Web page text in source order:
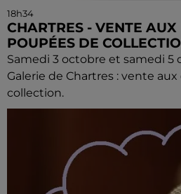
18h34
CHARTRES - VENTE AUX
POUPÉES DE
Samedi 3 octobre et samedi 5
Galerie de Chartres : vente
collection.